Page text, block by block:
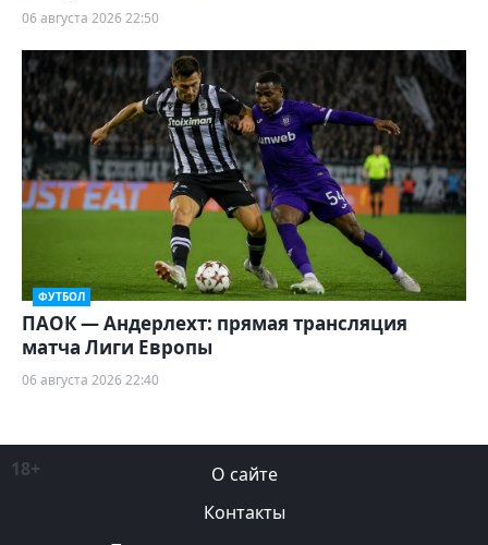
06 августа 2026 22:50
ФУТБОЛ
ПАОК — Андерлехт: прямая трансляция
матча Лиги Европы
06 августа 2026 22:40
18+
О сайте
Контакты